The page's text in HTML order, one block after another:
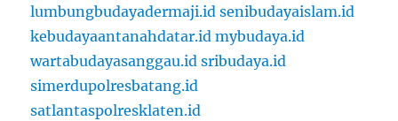
lumbungbudayadermaji.id senibudayaislam.id
kebudayaantanahdatar.id mybudaya.id
wartabudayasanggau.id sribudaya.id
simerdupolresbatang.id
satlantaspolresklaten.id